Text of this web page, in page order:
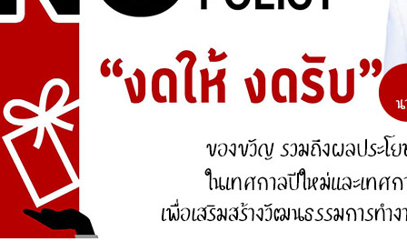
สำนักงานคณะกรรมการป้องกันและปราบปรามการ
สำนักงานคณะกรรมการป้องกันและปราบปรามการ
ทุจริตในภาครัฐ
การจัดการความรู้ (KM)
องค์ความรู้ที่สนับสนุน วิสัยทัศน์ พันธกิจ ยุทธศาสตร์
ขององค์กร
องค์ความรู้จากประสบการณ์ที่องค์กรได้สั่งสมมา